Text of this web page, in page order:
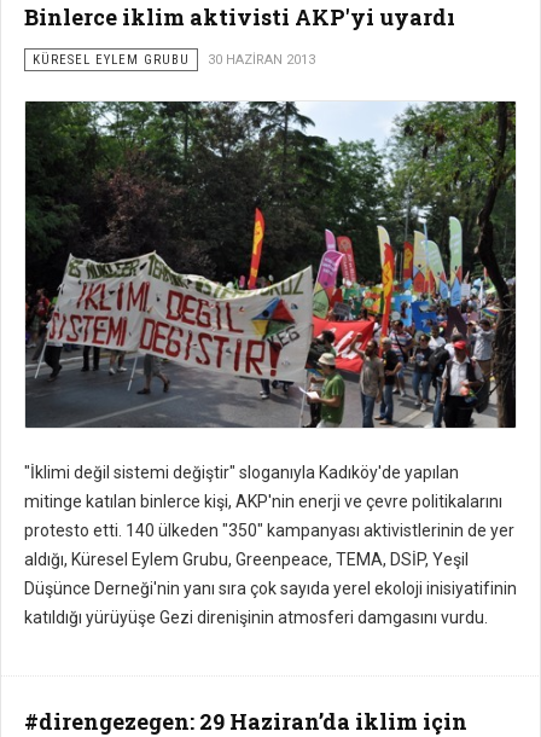
Binlerce iklim aktivisti AKP'yi uyardı
KÜRESEL EYLEM GRUBU 30 HAZIRAN 2013
"İklimi değil sistemi değiştir" sloganıyla Kadıköy'de yapılan
mitinge katılan binlerce kişi, AKP'nin enerji ve çevre politikalarını
protesto etti. 140 ülkeden "350" kampanyası aktivistlerinin de yer
aldığı, Küresel Eylem Grubu, Greenpeace, TEMA, DSİP, Yeşil
Düşünce Derneği'nin yanı sıra çok sayıda yerel ekoloji inisiyatifinin
katıldığı yürüyüşe Gezi direnişinin atmosferi damgasını vurdu.
#direngezegen: 29 Haziran’da iklim için